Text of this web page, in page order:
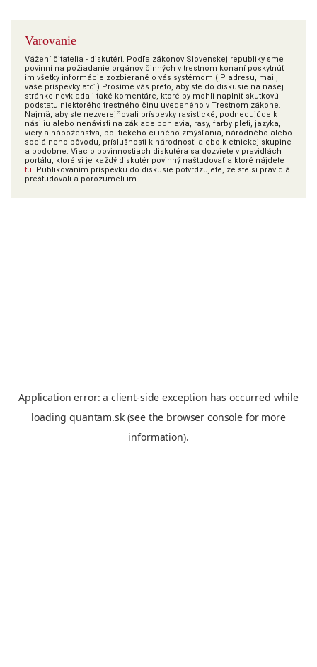
Varovanie
Vážení čitatelia - diskutéri. Podľa zákonov Slovenskej republiky sme
povinní na požiadanie orgánov činných v trestnom konaní poskytnúť
im všetky informácie zozbierané o vás systémom (IP adresu, mail,
vaše príspevky atď.) Prosíme vás preto, aby ste do diskusie na našej
stránke nevkladali také komentáre, ktoré by mohli naplniť skutkovú
podstatu niektorého trestného činu uvedeného v Trestnom zákone.
Najmä, aby ste nezverejňovali príspevky rasistické, podnecujúce k
násiliu alebo nenávisti na základe pohlavia, rasy, farby pleti, jazyka,
viery a náboženstva, politického či iného zmýšľania, národného alebo
sociálneho pôvodu, príslušnosti k národnosti alebo k etnickej skupine
a podobne. Viac o povinnostiach diskutéra sa dozviete v pravidlách
portálu, ktoré si je každý diskutér povinný naštudovať a ktoré nájdete
tu. Publikovaním príspevku do diskusie potvrdzujete, že ste si pravidlá
preštudovali a porozumeli im.